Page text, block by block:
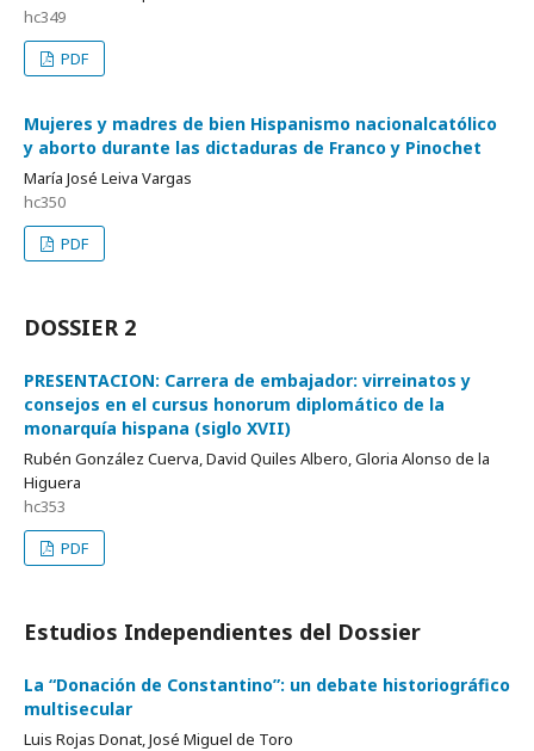
hc349
PDF
Mujeres y madres de bien Hispanismo nacionalcatólico
y aborto durante las dictaduras de Franco y Pinochet
María José Leiva Vargas
hc350
PDF
DOSSIER 2
PRESENTACION: Carrera de embajador: virreinatos y
consejos en el cursus honorum diplomático de la
monarquía hispana (siglo XVII)
Rubén González Cuerva, David Quiles Albero, Gloria Alonso de la
Higuera
hc353
PDF
Estudios Independientes del Dossier
La “Donación de Constantino”: un debate historiográfico
multisecular
Luis Rojas Donat, José Miguel de Toro